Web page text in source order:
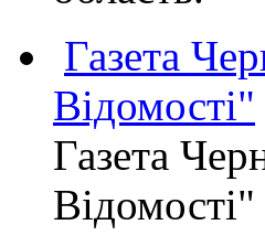
Газета
Відомості"
Газета
Відомості"